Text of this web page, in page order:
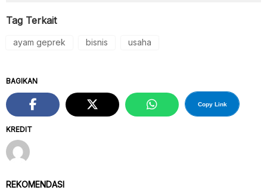
Tag Terkait
ayam geprek bisnis usaha
KREDIT
BAGIKAN
Copy Link
REKOMENDASI